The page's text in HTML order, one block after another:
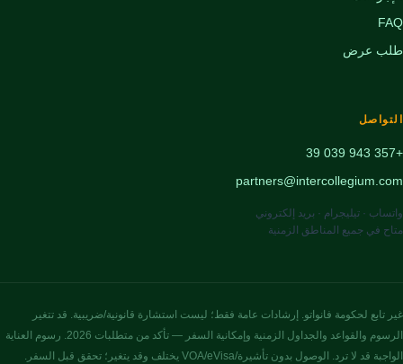
FAQ
طلب عرض
التواصل
+357 943 039 39
partners@intercollegium.com
واتساب · تيليجرام · بريد إلكتروني
متاح في جميع المناطق الزمنية
غير تابع لحكومة فانواتو. إرشادات عامة فقط؛ ليست استشارة قانونية/ضريبية. قد تتغير
الرسوم والقواعد والجداول الزمنية وإمكانية السفر — تأكد من متطلبات 2026. رسوم العناية
الواجبة قد لا ترد. الوصول بدون تأشيرة/VOA/eVisa يختلف وقد يتغير؛ تحقق قبل السفر.